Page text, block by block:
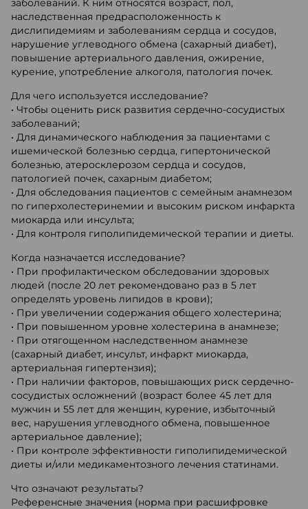
заболеваний. К ним относятся возраст, пол,
наследственная предрасположенность к
дислипидемиям и заболеваниям сердца и сосудов,
нарушение углеводного обмена (сахарный диабет),
повышение артериального давления, ожирение,
курение, употребление алкоголя, патология почек.
Для чего используется исследование?
• Чтобы оценить риск развития сердечно-сосудистых
заболеваний;
• Для динамического наблюдения за пациентами с
ишемической болезнью сердца, гипертонической
болезнью, атеросклерозом сердца и сосудов,
патологией почек, сахарным диабетом;
• Для обследования пациентов с семейным анамнезом
по гиперхолестеринемии и высоким риском инфаркта
миокарда или инсульта;
• Для контроля гиполипидемической терапии и диеты.
Когда назначается исследование?
• При профилактическом обследовании здоровых
людей (после 20 лет рекомендовано раз в 5 лет
определять уровень липидов в крови);
• При увеличении содержания общего холестерина;
• При повышенном уровне холестерина в анамнезе;
• При отягощенном наследственном анамнезе
(сахарный диабет, инсульт, инфаркт миокарда,
артериальная гипертензия);
• При наличии факторов, повышающих риск сердечно-
сосудистых осложнений (возраст более 45 лет для
мужчин и 55 лет для женщин, курение, избыточный
вес, нарушения углеводного обмена, повышенное
артериальное давление);
• При контроле эффективности гиполипидемической
диеты и/или медикаментозного лечения статинами.
Что означают результаты?
Референсные значения (норма при расшифровке